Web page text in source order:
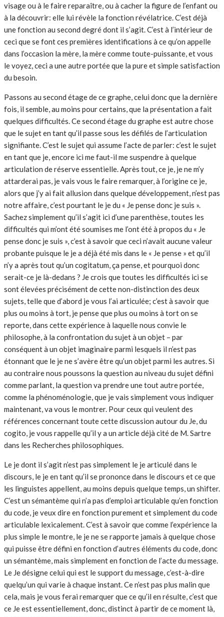
visage ou à le faire reparaître, ou à cacher la figure de l’enfant ou
à la découvrir: elle lui révèle la fonction révélatrice. C’est déjà
une fonction au second degré dont il s’agit. C’est à l’intérieur de
ceci que se font ces premières identifications à ce qu’on appelle
dans l’occasion la mère, la mère comme toute-puissante, et vous
le voyez, ceci a une autre portée que la pure et simple satisfaction
du besoin.
Passons au second étage de ce graphe, celui donc que la dernière
fois, il semble, au moins pour certains, que la présentation a fait
quelques difficultés. Ce second étage du graphe est autre chose
que le sujet en tant qu’il passe sous les défilés de l’articulation
signifiante. C’est le sujet qui assume l’acte de parler: c’est le sujet
en tant que je, encore ici me faut-il me suspendre à quelque
articulation de réserve essentielle. Après tout, ce je, je ne m’y
attarderai pas, je vais vous le faire remarquer, à l’origine ce je,
alors que j’y ai fait allusion dans quelque développement, n’est pas
notre affaire, c’est pourtant le je du « Je pense donc je suis ».
Sachez simplement qu’il s’agit ici d’une parenthèse, toutes les
difficultés qui m’ont été soumises me l’ont été à propos du « Je
pense donc je suis », c’est à savoir que ceci n’avait aucune valeur
probante puisque le je a déjà été mis dans le « Je pense » et qu’il
n’y a après tout qu’un cogitatum, ça pense, et pourquoi donc
serait-ce je là-dedans ? Je crois que toutes les difficultés ici se
sont élevées précisément de cette non-distinction des deux
sujets, telle que d’abord je vous l’ai articulée; c’est à savoir que
plus ou moins à tort, je pense que plus ou moins à tort on se
reporte, dans cette expérience à laquelle nous convie le
philosophe, à la confrontation du sujet à un objet – par
conséquent à un objet imaginaire parmi lesquels il n’est pas
étonnant que le je ne s’avère être qu’un objet parmi les autres. Si
au contraire nous poussons la question au niveau du sujet défini
comme parlant, la question va prendre une tout autre portée,
comme la phénoménologie, que je vais simplement vous indiquer
maintenant, va vous le montrer. Pour ceux qui veulent des
références concernant toute cette discussion autour du Je, du
cogito, je vous rappelle qu’il y a un article déjà cité de M. Sartre
dans les Recherches philosophiques.
Le je dont il s’agit n’est pas simplement le je articulé dans le
discours, le je en tant qu’il se prononce dans le discours et ce que
les linguistes appellent, au moins depuis quelque temps, un shifter.
C’est un sémantème qui n’a pas d’emploi articulable qu’en fonction
du code, je veux dire en fonction purement et simplement du code
articulable lexicalement. C’est à savoir que comme l’expérience la
plus simple le montre, le je ne se rapporte jamais à quelque chose
qui puisse être défini en fonction d’autres éléments du code, donc
un sémantème, mais simplement en fonction de l’acte du message.
Le Je désigne celui qui est le support du message, c’est-à-dire
quelqu’un qui varie à chaque instant. Ce n’est pas plus malin que
cela, mais je vous ferai remarquer que ce qu’il en résulte, c’est que
ce Je est essentiellement, donc, distinct à partir de ce moment là,